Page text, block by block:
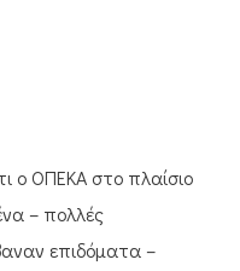
ο ΟΠΕΚΑ στο πλαίσιο
– πολλές
επιδόματα –